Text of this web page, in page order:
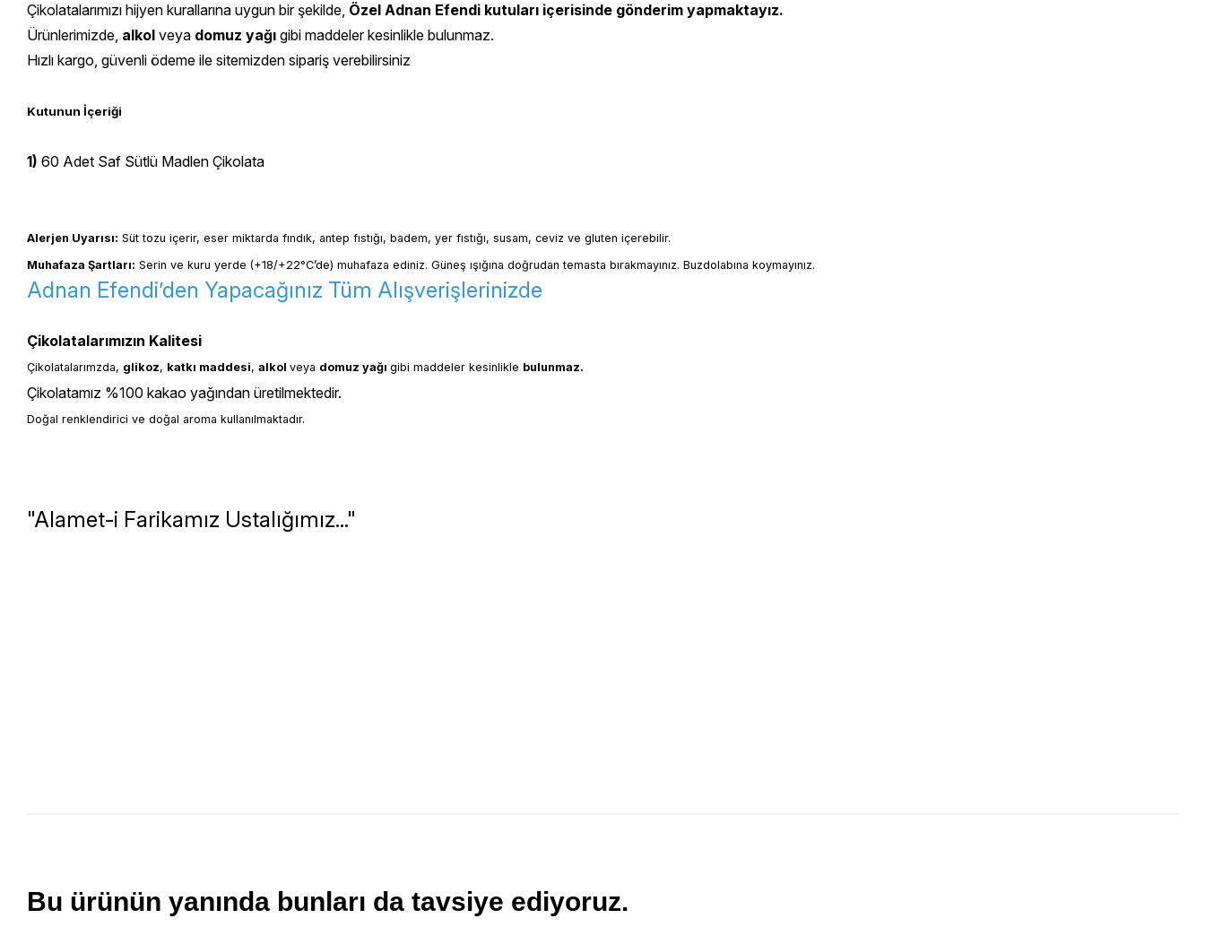
Çikolatalarımızı hijyen kurallarına uygun bir şekilde, Özel Adnan Efendi kutuları içerisinde gönderim yapmaktayız.
Ürünlerimizde, alkol veya domuz yağı gibi maddeler kesinlikle bulunmaz.
Hızlı kargo, güvenli ödeme ile sitemizden sipariş verebilirsiniz
Kutunun İçeriği
1) 60 Adet Saf Sütlü Madlen Çikolata
Alerjen Uyarısı: Süt tozu içerir, eser miktarda fındık, antep fıstığı, badem, yer fıstığı, susam, ceviz ve gluten içerebilir.
Muhafaza Şartları: Serin ve kuru yerde (+18/+22°C’de) muhafaza ediniz. Güneş ışığına doğrudan temasta bırakmayınız. Buzdolabına koymayınız.
Adnan Efendi’den Yapacağınız Tüm Alışverişlerinizde
Çikolatalarımızın Kalitesi
Çikolatalarımzda, glikoz, katkı maddesi, alkol veya domuz yağı gibi maddeler kesinlikle bulunmaz.
Çikolatamız %100 kakao yağından üretilmektedir.
Doğal renklendirici ve doğal aroma kullanılmaktadır.
"Alamet-i Farikamız Ustalığımız..."
Bu ürünün yanında bunları da tavsiye ediyoruz.